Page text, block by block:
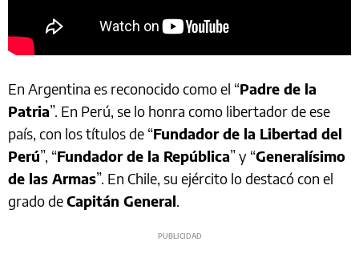
En Argentina es reconocido como el “Padre de la
Patria”. En Perú, se lo honra como libertador de ese
país, con los títulos de “Fundador de la Libertad del
Perú”, “Fundador de la República” y “Generalísimo
de las Armas”. En Chile, su ejército lo destacó con el
grado deCapitán General.